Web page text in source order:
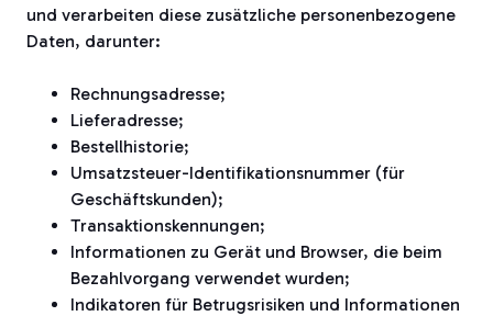
und verarbeiten diese zusätzliche personenbezogene
Daten, darunter:
Rechnungsadresse;
Lieferadresse;
Bestellhistorie;
Umsatzsteuer-Identifikationsnummer (für
Geschäftskunden);
Transaktionskennungen;
Informationen zu Gerät und Browser, die beim
Bezahlvorgang verwendet wurden;
Indikatoren für Betrugsrisiken und Informationen